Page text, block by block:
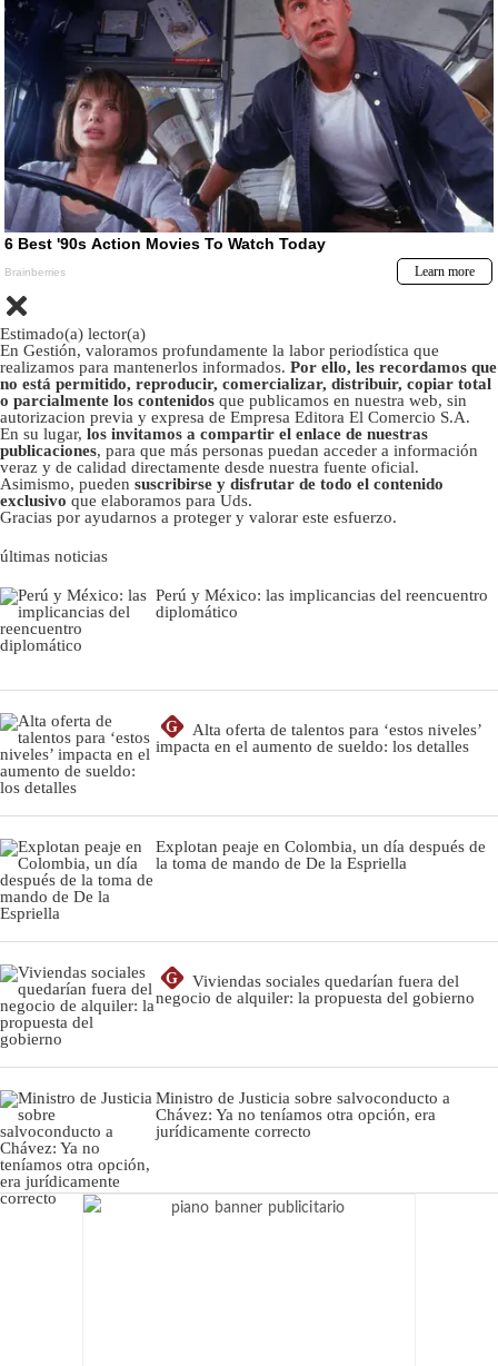
Estimado(a) lector(a)
En Gestión, valoramos profundamente la labor periodística que
realizamos para mantenerlos informados. Por ello, les recordamos que
no está permitido, reproducir, comercializar, distribuir, copiar total
o parcialmente los contenidos que publicamos en nuestra web, sin
autorizacion previa y expresa de Empresa Editora El Comercio S.A.
En su lugar, los invitamos a compartir el enlace de nuestras
publicaciones, para que más personas puedan acceder a información
veraz y de calidad directamente desde nuestra fuente oficial.
Asimismo, pueden suscribirse y disfrutar de todo el contenido
exclusivo que elaboramos para Uds.
Gracias por ayudarnos a proteger y valorar este esfuerzo.
últimas noticias
Perú y México: las implicancias del reencuentro
diplomático
G
Alta oferta de talentos para ‘estos niveles’
impacta en el aumento de sueldo: los detalles
Explotan peaje en Colombia, un día después de
la toma de mando de De la Espriella
G
Viviendas sociales quedarían fuera del
negocio de alquiler: la propuesta del gobierno
Ministro de Justicia sobre salvoconducto a
Chávez: Ya no teníamos otra opción, era
jurídicamente correcto